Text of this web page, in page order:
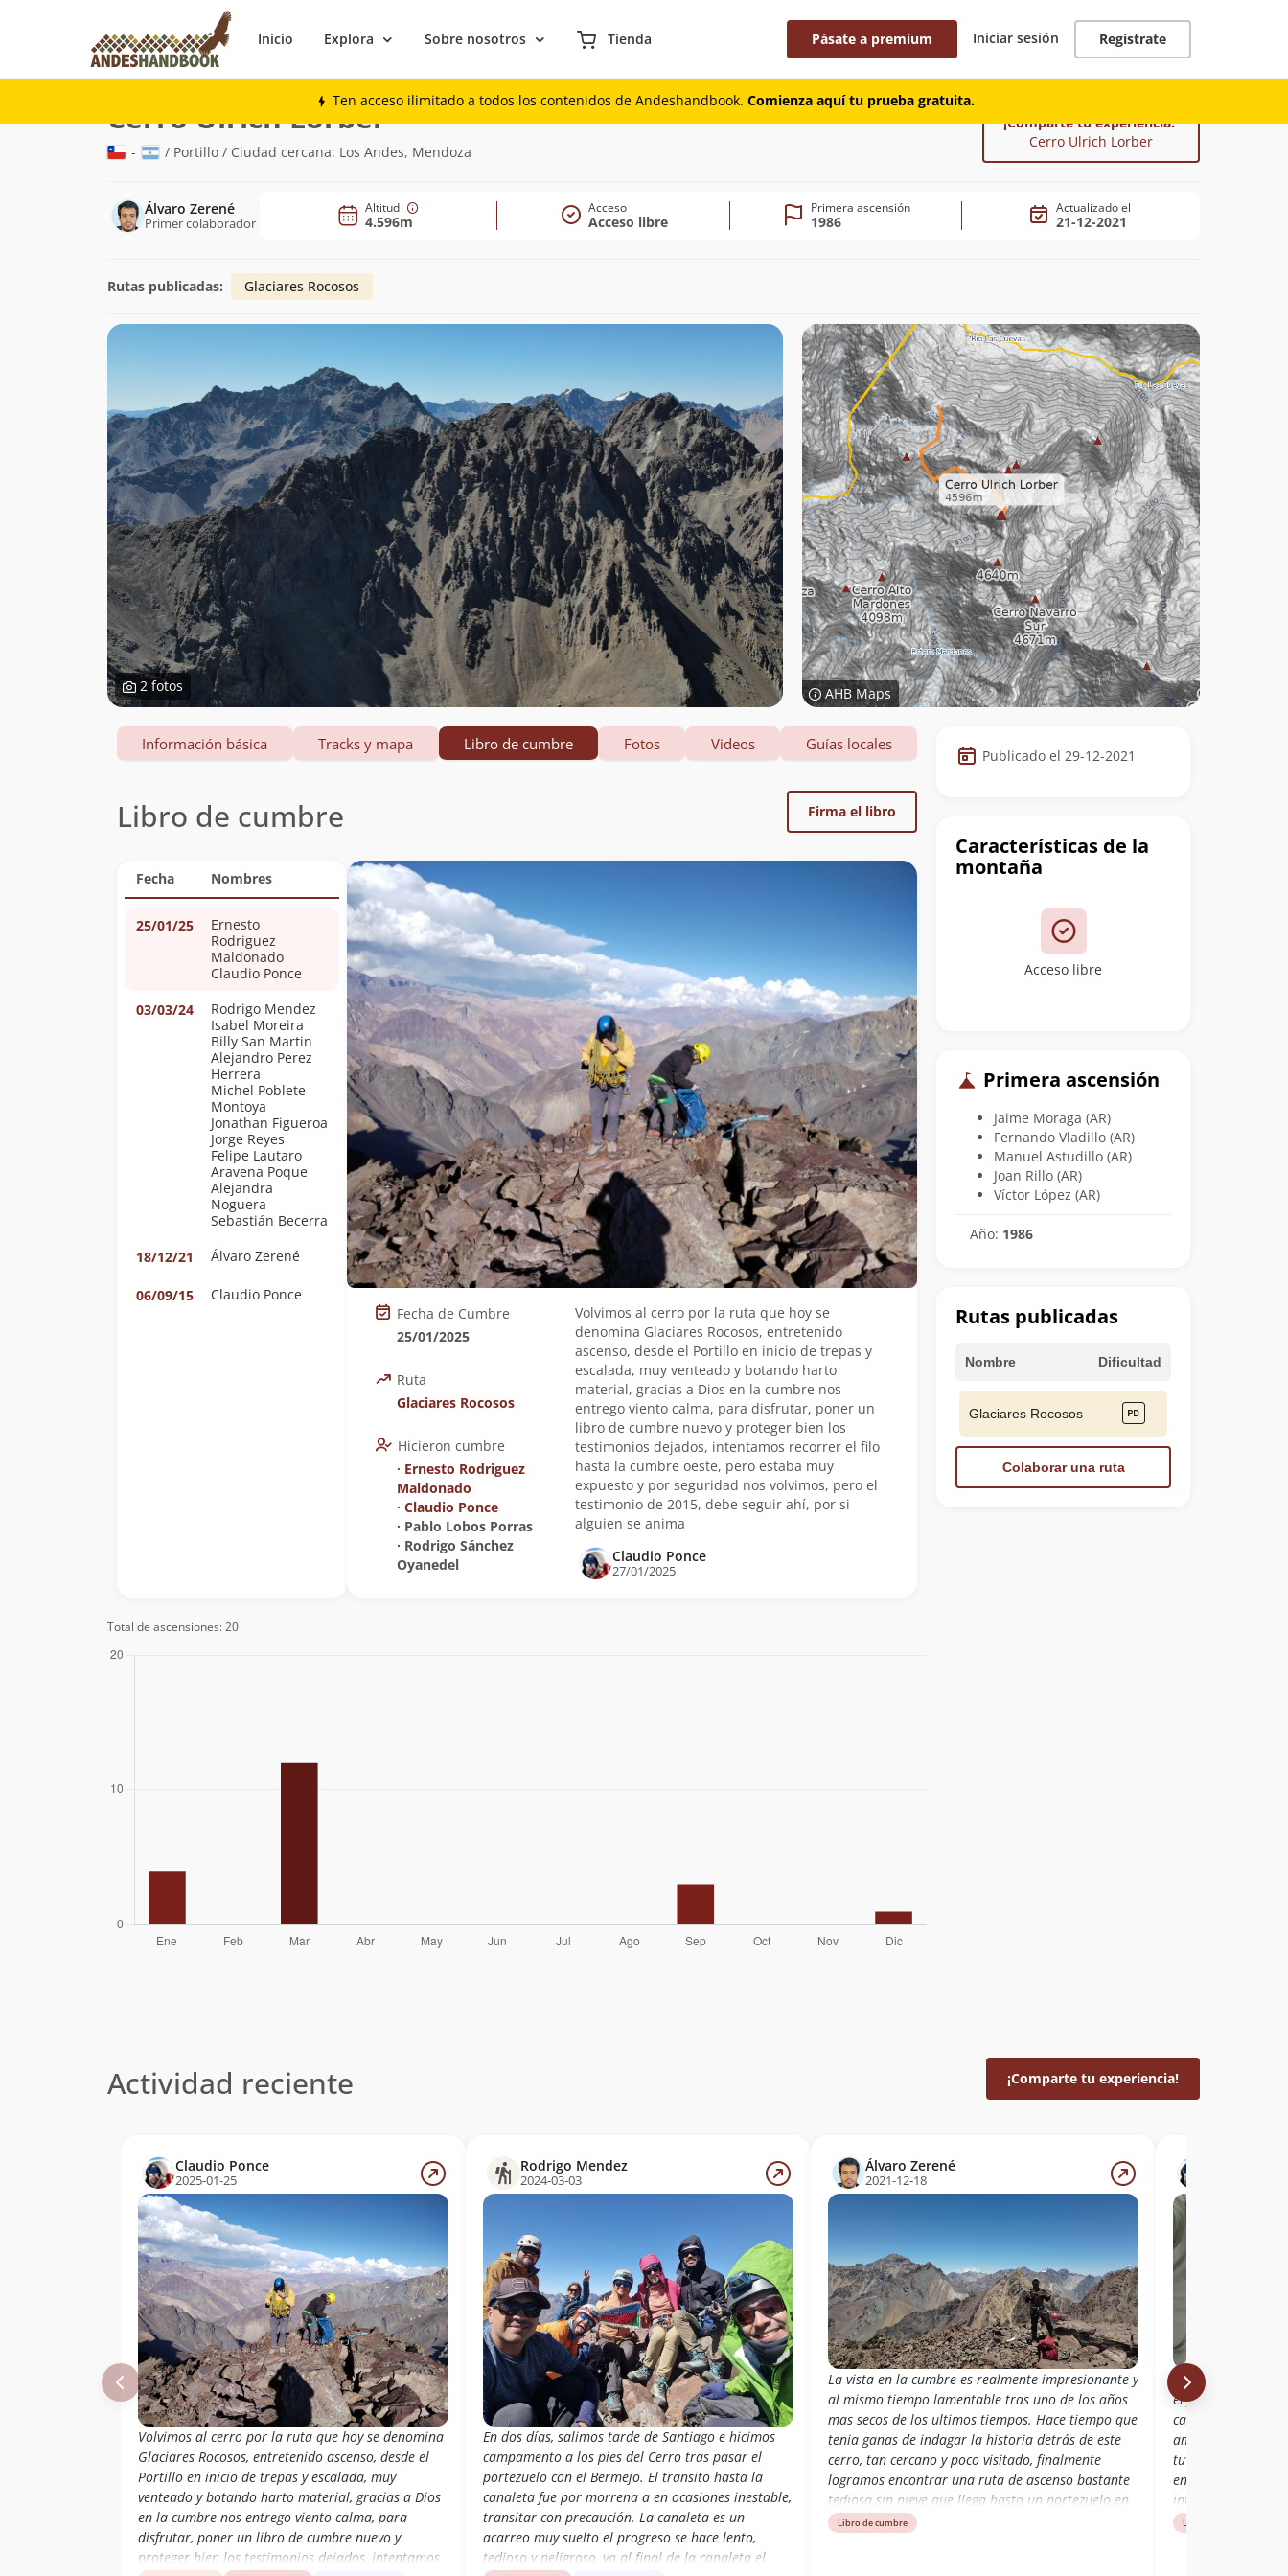
Inicio Explora Sobre nosotros Tienda Pásate a premium Iniciar sesión Regístrate
Ten acceso ilimitado a todos los contenidos de Andeshandbook. Comienza aquí tu prueba gratuita.
Montaña
Cerro Ulrich Lorber(4.596m)
- / Portillo / Ciudad cercana: Los Andes, Mendoza
¡Comparte tu experiencia!
Cerro Ulrich Lorber
Álvaro Zerené
Primer colaborador
Altitud
4.596m
Acceso
Acceso libre
Primera ascensión
1986
Actualizado el
21-12-2021
Rutas publicadas: Glaciares Rocosos
2 fotos AHB Maps
Datos
de
cumbre
Publicado el 29-12-2021
Características de la
montaña
Acceso libre
Primera ascensión
Jaime Moraga (AR)
Fernando Vladillo (AR)
Manuel Astudillo (AR)
Joan Rillo (AR)
Víctor López (AR)
Año: 1986
Rutas publicadas
Nombre Dificultad
Glaciares Rocosos
Colaborar una ruta
Información básica Tracks y mapa Libro de cumbre Fotos Videos Guías locales
Libro de cumbre Firma el libro
Fecha Nombres
25/01/25
Ernesto
Rodriguez
Maldonado
Claudio Ponce
03/03/24
Rodrigo Mendez
Isabel Moreira
Billy San Martin
Alejandro Perez
Herrera
Michel Poblete
Montoya
Jonathan Figueroa
Jorge Reyes
Felipe Lautaro
Aravena Poque
Alejandra
Noguera
Sebastián Becerra
18/12/21
Álvaro Zerené
06/09/15
Claudio Ponce
Fecha de Cumbre
25/01/2025
Ruta
Glaciares Rocosos
Hicieron cumbre
∙ Ernesto Rodriguez
Maldonado
∙ Claudio Ponce
∙ Pablo Lobos Porras
∙ Rodrigo Sánchez
Oyanedel
Volvimos al cerro por la ruta que hoy se
denomina Glaciares Rocosos, entretenido
ascenso, desde el Portillo en inicio de trepas y
escalada, muy venteado y botando harto
material, gracias a Dios en la cumbre nos
entrego viento calma, para disfrutar, poner un
libro de cumbre nuevo y proteger bien los
testimonios dejados, intentamos recorrer el filo
hasta la cumbre oeste, pero estaba muy
expuesto y por seguridad nos volvimos, pero el
testimonio de 2015, debe seguir ahí, por si
alguien se anima
Claudio Ponce
27/01/2025
Total de ascensiones: 20
Actividad reciente ¡Comparte tu experiencia!
Claudio Ponce
2025-01-25
Volvimos al cerro por la ruta que hoy se denomina
Glaciares Rocosos, entretenido ascenso, desde el
Portillo en inicio de trepas y escalada, muy
venteado y botando harto material, gracias a Dios
en la cumbre nos entrego viento calma, para
disfrutar, poner un libro de cumbre nuevo y
proteger bien los testimonios dejados, intentamos
Rodrigo Mendez
2024-03-03
En dos días, salimos tarde de Santiago e hicimos
campamento a los pies del Cerro tras pasar el
portezuelo con el Bermejo. El transito hasta la
canaleta fue por morrena a en ocasiones inestable,
transitar con precaución. La canaleta es un
acarreo muy suelto el progreso se hace lento,
tedioso y peligroso, ya al final de la canaleta el
Álvaro Zerené
2021-12-18
La vista en la cumbre es realmente impresionante y
al mismo tiempo lamentable tras uno de los años
mas secos de los ultimos tiempos. Hace tiempo que
tenia ganas de indagar la historia detrás de este
cerro, tan cercano y poco visitado, finalmente
logramos encontrar una ruta de ascenso bastante
tediosa sin nieve que llega hasta un portezuelo en
el cual habian huellas de guanacos, posteriormente
Libro de cumbre
Dura ruta en
el filo a tratar
cantidad de nieve
amenazante y
tuvimos que
en eso de 15
intermedio luego
para asegurar
Libro de cumbre